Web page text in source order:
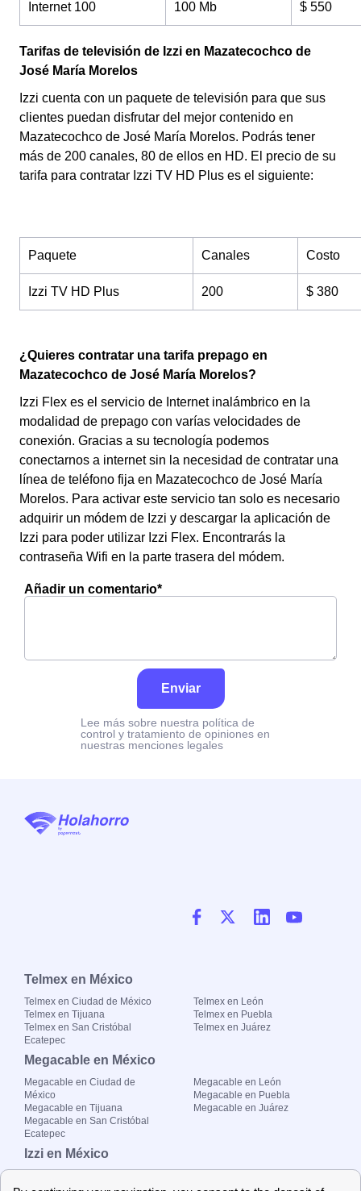
Internet 100 100 Mb $ 550
Tarifas de televisión de Izzi en Mazatecochco de
José María Morelos
Izzi cuenta con un paquete de televisión para que sus
clientes puedan disfrutar del mejor contenido en
Mazatecochco de José María Morelos. Podrás tener
más de 200 canales, 80 de ellos en HD. El precio de su
tarifa para contratar Izzi TV HD Plus es el siguiente:
Paquete Canales Costo
Izzi TV HD Plus 200 $ 380
¿Quieres contratar una tarifa prepago en
Mazatecochco de José María Morelos?
Izzi Flex es el servicio de Internet inalámbrico en la
modalidad de prepago con varías velocidades de
conexión. Gracias a su tecnología podemos
conectarnos a internet sin la necesidad de contratar una
línea de teléfono fija en Mazatecochco de José María
Morelos. Para activar este servicio tan solo es necesario
adquirir un módem de Izzi y descargar la aplicación de
Izzi para poder utilizar Izzi Flex. Encontrarás la
contraseña Wifi en la parte trasera del módem.
Añadir un comentario*
Enviar
Lee más sobre nuestra política de
control y tratamiento de opiniones en
nuestras menciones legales
Telmex en México
Telmex en Ciudad de México
Telmex en Tijuana
Telmex en San Cristóbal
Ecatepec
Telmex en León
Telmex en Puebla
Telmex en Juárez
Megacable en México
Megacable en Ciudad de
México
Megacable en Tijuana
Megacable en San Cristóbal
Ecatepec
Megacable en León
Megacable en Puebla
Megacable en Juárez
Izzi en México
Izzi en Tijuana
Izzi en Puebla